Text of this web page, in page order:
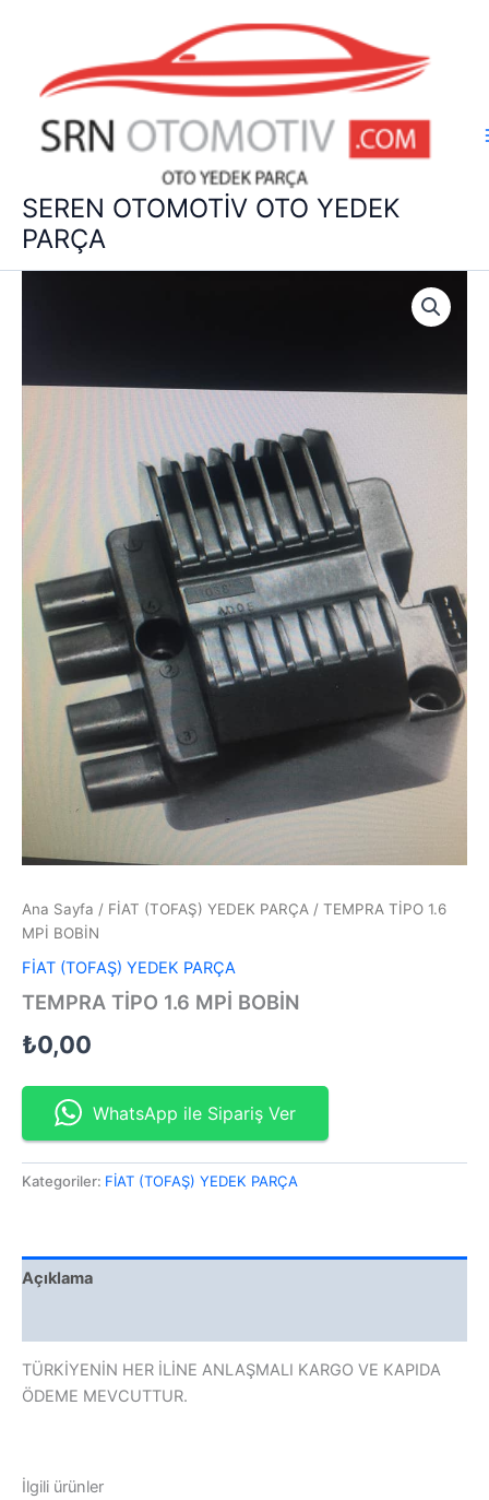
SEREN OTOMOTİV OTO YEDEK
PARÇA
Ana Sayfa / FİAT (TOFAŞ) YEDEK PARÇA / TEMPRA TİPO 1.6
MPİ BOBİN
FİAT (TOFAŞ) YEDEK PARÇA
TEMPRA TİPO 1.6 MPİ BOBİN
₺0,00
WhatsApp ile Sipariş Ver
Kategoriler: FİAT (TOFAŞ) YEDEK PARÇA
Açıklama
TÜRKİYENİN HER İLİNE ANLAŞMALI KARGO VE KAPIDA
ÖDEME MEVCUTTUR.
İlgili ürünler